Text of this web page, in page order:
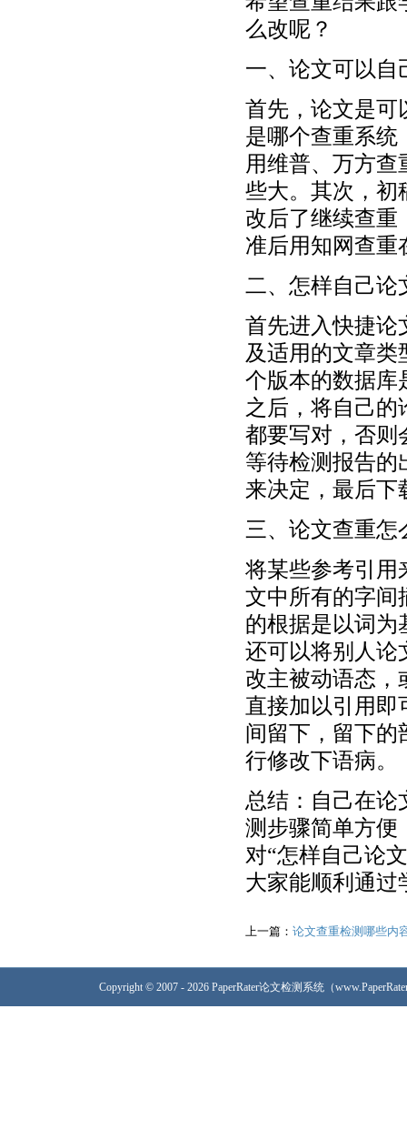
么改呢？
一、论文可以自
首先，论文是可
是哪个查重系统
用维普、万方
些大。其次，初
改后了继续查重
准后用知网查重
二、怎样自己论
首先进入快捷论
及适用的文章
个版本的数据库
之后，将自己
都要写对，否则
等待检测报告的
来决定，最后下
三、论文查重怎
将某些参考引用
文中所有的字间
的根据是以词为
还可以将别人论
改主被动语态，
直接加以引用即
间留下，留下的
行修改下语病。
总结：自己在论
测步骤简单方便
对“怎样自己论
大家能顺利通过
上一篇： 论文查重检测哪些内
Copyright © 2007 - 2026 PaperRater论文检测系统（